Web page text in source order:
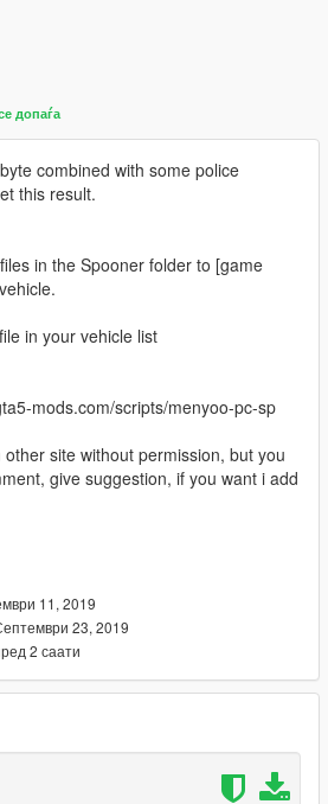
допаѓа
combined with some police
this result.
in the Spooner folder to [game
in your vehicle list
mods.com/scripts/menyoo-pc-sp
site without permission, but you
give suggestion, if you want i add
11, 2019
23, 2019
2 саати